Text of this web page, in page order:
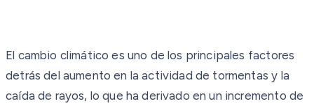
El cambio climático es uno de los principales factores
detrás del aumento en la actividad de tormentas y la
caída de rayos, lo que ha derivado en un incremento de